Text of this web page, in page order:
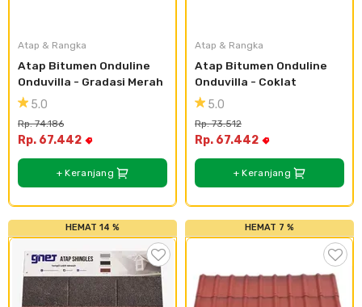
Atap & Rangka
Atap Bitumen Onduline
Onduvilla - Gradasi Merah
5.0
Rp. 74.186
Rp. 67.442
+ Keranjang
Atap & Rangka
Atap Bitumen Onduline
Onduvilla - Coklat
5.0
Rp. 73.512
Rp. 67.442
+ Keranjang
HEMAT 14 % HEMAT 7 %